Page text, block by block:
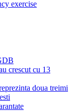
exercise
crescut cu 13
doua treimi